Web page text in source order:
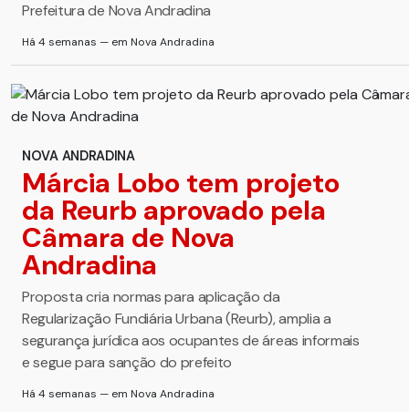
Prefeitura de Nova Andradina
Há 4 semanas — em Nova Andradina
NOVA ANDRADINA
Márcia Lobo tem projeto
da Reurb aprovado pela
Câmara de Nova
Andradina
Proposta cria normas para aplicação da
Regularização Fundiária Urbana (Reurb), amplia a
segurança jurídica aos ocupantes de áreas informais
e segue para sanção do prefeito
Há 4 semanas — em Nova Andradina